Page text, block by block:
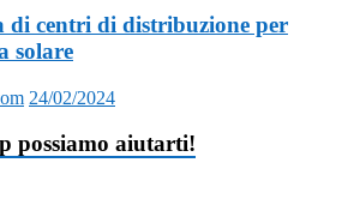
di centri di distribuzione per
solare
24/02/2024
possiamo aiutarti!